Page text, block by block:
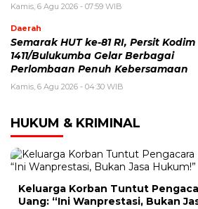
Kamis, 6 Agu 2026 - 07:59 WIB
Daerah
Semarak HUT ke-81 RI, Persit Kodim
1411/Bulukumba Gelar Berbagai
Perlombaan Penuh Kebersamaan
Kamis, 6 Agu 2026 - 04:30 WIB
HUKUM & KRIMINAL
Keluarga Korban Tuntut
Uang: “Ini Wanprestasi, Bukan